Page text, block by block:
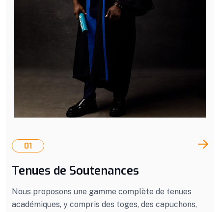
01
Tenues de Soutenances
Nous proposons une gamme complète de tenues
académiques, y compris des toges, des capuchons,